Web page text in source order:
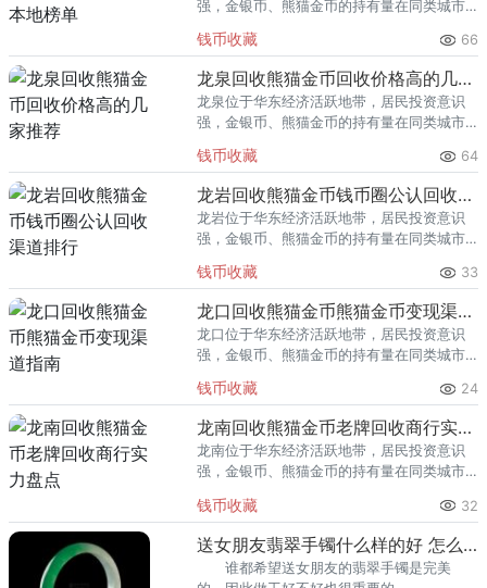
强，金银币、熊猫金币的持有量在同类城市
熊猫金币的需求就明显升温，但鱼龙混杂的
回收渠道里，能精准识别版别溢
钱币收藏 66
龙泉回收熊猫金币回收价格高的几家推荐
龙泉位于华东经济活跃地带，居民投资意识
强，金银币、熊猫金币的持有量在同类城市
熊猫金币的需求就明显升温，但鱼龙混杂的
回收渠道里，能精准识别版别溢
钱币收藏 64
龙岩回收熊猫金币钱币圈公认回收渠道排行
龙岩位于华东经济活跃地带，居民投资意识
强，金银币、熊猫金币的持有量在同类城市
熊猫金币的需求就明显升温，但鱼龙混杂的
回收渠道里，能精准识别版别溢
钱币收藏 33
龙口回收熊猫金币熊猫金币变现渠道指南
龙口位于华东经济活跃地带，居民投资意识
强，金银币、熊猫金币的持有量在同类城市
熊猫金币的需求就明显升温，但鱼龙混杂的
回收渠道里，能精准识别版别溢
钱币收藏 24
龙南回收熊猫金币老牌回收商行实力盘点
龙南位于华东经济活跃地带，居民投资意识
强，金银币、熊猫金币的持有量在同类城市
熊猫金币的需求就明显升温，但鱼龙混杂的
回收渠道里，能精准识别版别溢
钱币收藏 32
送女朋友翡翠手镯什么样的好 怎么选购
谁都希望送女朋友的翡翠手镯是完美